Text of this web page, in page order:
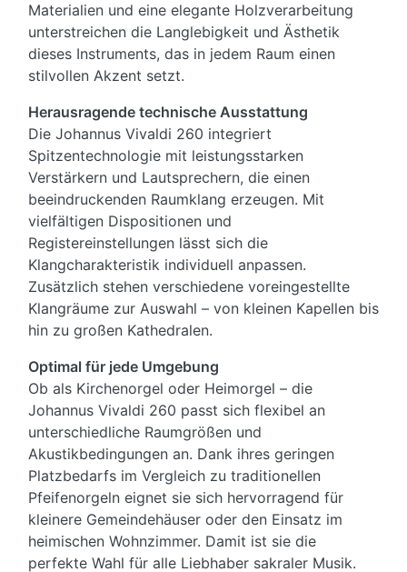
Materialien und eine elegante Holzverarbeitung
unterstreichen die Langlebigkeit und Ästhetik
dieses Instruments, das in jedem Raum einen
stilvollen Akzent setzt.
Herausragende technische Ausstattung
Die Johannus Vivaldi 260 integriert
Spitzentechnologie mit leistungsstarken
Verstärkern und Lautsprechern, die einen
beeindruckenden Raumklang erzeugen. Mit
vielfältigen Dispositionen und
Registereinstellungen lässt sich die
Klangcharakteristik individuell anpassen.
Zusätzlich stehen verschiedene voreingestellte
Klangräume zur Auswahl – von kleinen Kapellen bis
hin zu großen Kathedralen.
Optimal für jede Umgebung
Ob als Kirchenorgel oder Heimorgel – die
Johannus Vivaldi 260 passt sich flexibel an
unterschiedliche Raumgrößen und
Akustikbedingungen an. Dank ihres geringen
Platzbedarfs im Vergleich zu traditionellen
Pfeifenorgeln eignet sie sich hervorragend für
kleinere Gemeindehäuser oder den Einsatz im
heimischen Wohnzimmer. Damit ist sie die
perfekte Wahl für alle Liebhaber sakraler Musik.